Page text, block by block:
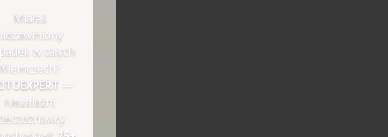
Miałeś
w całych
Niemczech?
—
niezależni